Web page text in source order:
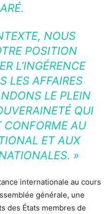
NOUS
POSITION
L’INGÉRENCE
LES AFFAIRES
LE PLEIN
QUI
CONFORME AU
ET AUX
»
internationale au cours
générale, une
des États membres de